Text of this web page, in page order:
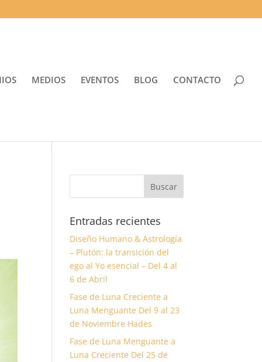
MEDIOS EVENTOS BLOG CONTACTO
Entradas recientes
Diseño Humano & Astrología
– Plutón: la transición del
ego al Yo esencial – Del 4 al
6 de Abril
Fase de Luna Creciente a
Luna Menguante Del 9 al 23
de Noviembre Hades
Fase de Luna Menguante a
Luna Creciente Del 25 de